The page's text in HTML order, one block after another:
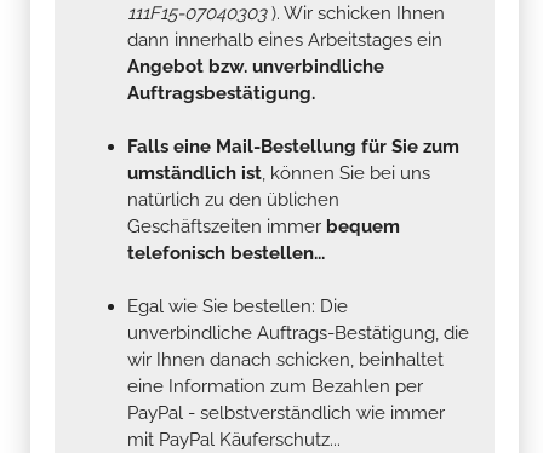
111F15-07040303). Wir schicken Ihnen
dann innerhalb eines Arbeitstages ein
Angebot bzw. unverbindliche
Auftragsbestätigung.
Falls eine Mail-Bestellung für Sie zum
umständlich ist, können Sie bei uns
natürlich zu den üblichen
Geschäftszeiten immer bequem
telefonisch bestellen...
Egal wie Sie bestellen: Die
unverbindliche Auftrags-Bestätigung, die
wir Ihnen danach schicken, beinhaltet
eine Information zum Bezahlen per
PayPal - selbstverständlich wie immer
mit PayPal Käuferschutz...